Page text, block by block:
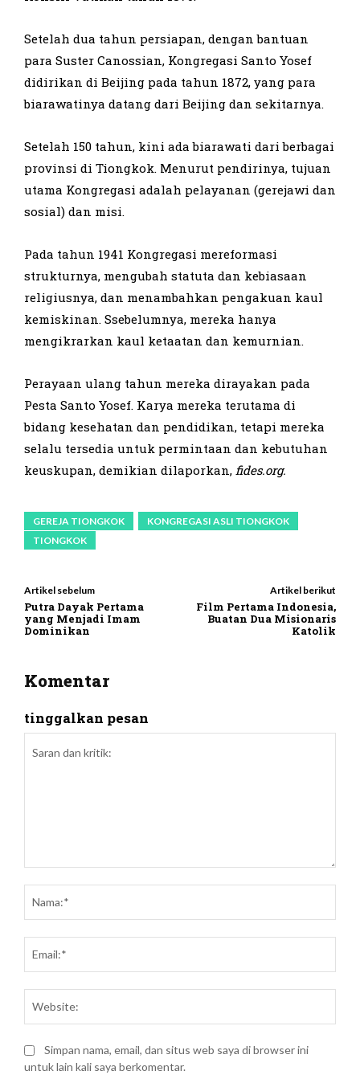
Setelah dua tahun persiapan, dengan bantuan
para Suster Canossian, Kongregasi Santo Yosef
didirikan di Beijing pada tahun 1872, yang para
biarawatinya datang dari Beijing dan sekitarnya.
Setelah 150 tahun, kini ada biarawati dari berbagai
provinsi di Tiongkok. Menurut pendirinya, tujuan
utama Kongregasi adalah pelayanan (gerejawi dan
sosial) dan misi.
Pada tahun 1941 Kongregasi mereformasi
strukturnya, mengubah statuta dan kebiasaan
religiusnya, dan menambahkan pengakuan kaul
kemiskinan. Ssebelumnya, mereka hanya
mengikrarkan kaul ketaatan dan kemurnian.
Perayaan ulang tahun mereka dirayakan pada
Pesta Santo Yosef. Karya mereka terutama di
bidang kesehatan dan pendidikan, tetapi mereka
selalu tersedia untuk permintaan dan kebutuhan
keuskupan, demikian dilaporkan, fides.org.
GEREJA TIONGKOK
KONGREGASI ASLI TIONGKOK
TIONGKOK
Artikel sebelum
Putra Dayak Pertama
yang Menjadi Imam
Dominikan
Artikel berikut
Film Pertama Indonesia,
Buatan Dua Misionaris
Katolik
Komentar
tinggalkan pesan
kritik:
Simpan nama, email, dan situs web saya di browser ini
untuk lain kali saya berkomentar.